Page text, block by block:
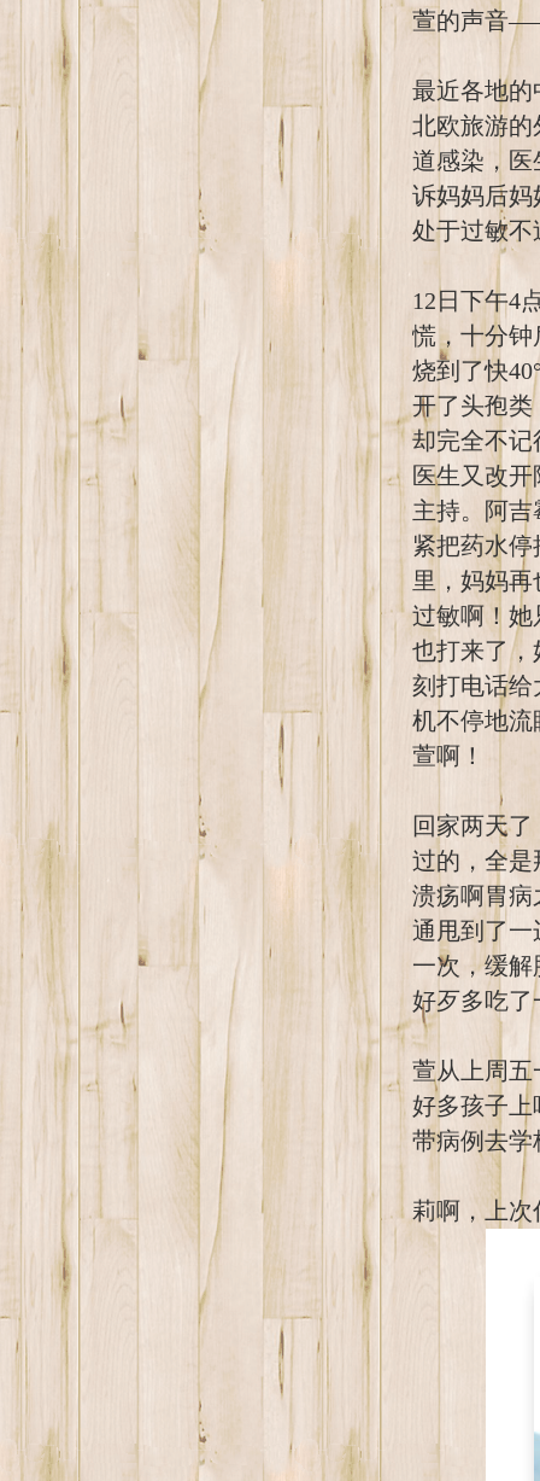
萱的声音
最近各地的
北欧旅游的
道感染，医
诉妈妈后妈
处于过敏不
12日下午4
慌，十分钟
烧到了快
开了头孢类
却完全不记
医生又改
主持。阿
紧把药水
里，妈妈
过敏啊！她
也打来了，
刻打电话给
机不停地流
萱啊！
回家两天
过的，全是
溃疡啊胃病
通甩到了一
一次，缓
好歹多吃了
萱从上周五
好多孩子上
带病例去学
莉啊，上